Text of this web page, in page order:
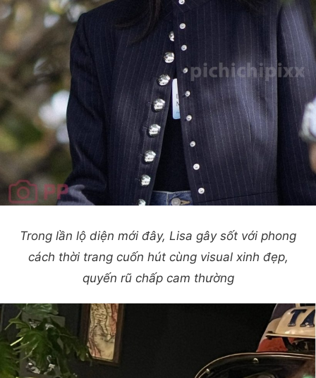
Trong lần lộ diện mới đây, Lisa gây sốt với phong
cách thời trang cuốn hút cùng visual xinh đẹp,
quyến rũ chấp cam thường